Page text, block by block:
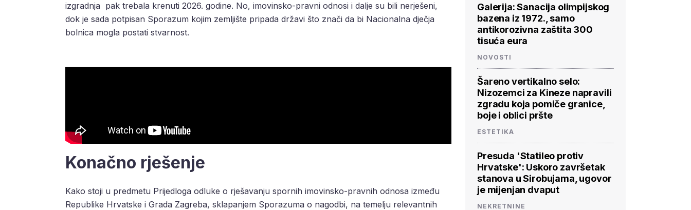
izgradnja pak trebala krenuti 2026. godine. No, imovinsko-pravni odnosi i dalje su bili nerješeni,
dok je sada potpisan Sporazum kojim zemljište pripada državi što znači da bi Nacionalna dječja
bolnica mogla postati stvarnost.
Konačno rješenje
Kako stoji u predmetu Prijedloga odluke o rješavanju spornih imovinsko-pravnih odnosa između
Republike Hrvatske i Grada Zagreba, sklapanjem Sporazuma o nagodbi, na temelju relevantnih
Galerija: Sanacija olimpijskog
bazena iz 1972., samo
antikorozivna zaštita 300
tisuća eura
NOVOSTI
Šareno vertikalno selo:
Nizozemci za Kineze napravili
zgradu koja pomiče granice,
boje i oblici pršte
ESTETIKA
Presuda 'Statileo protiv
Hrvatske': Uskoro završetak
stanova u Sirobujama, ugovor
je mijenjan dvaput
NEKRETNINE